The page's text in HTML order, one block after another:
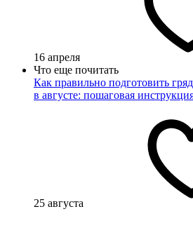
16 апреля
Что еще почитать
Как правильно подготовить
в августе: пошаговая
25 августа